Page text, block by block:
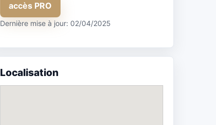
accès PRO
Dernière mise à jour: 02/04/2025
Localisation